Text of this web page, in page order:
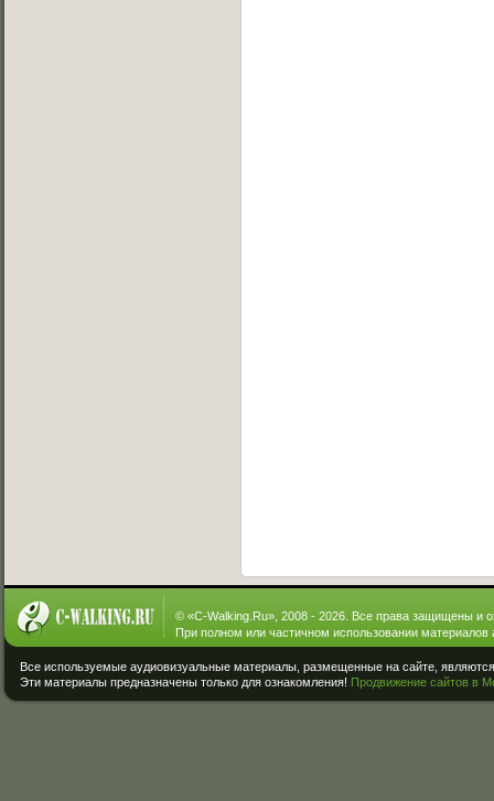
© «C-Walking.Ru», 2008 - 2026. Все права защищены и
При полном или частичном использовании материалов
Все используемые аудиовизуальные материалы, размещенные на сайте,
Эти материалы предназначены только для ознакомления! Продвижение сайтов в